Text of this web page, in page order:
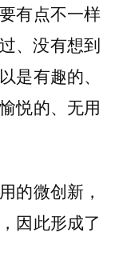
有点不一样
、没有想到
是有趣的、
悦的、无用
的微创新，
因此形成了